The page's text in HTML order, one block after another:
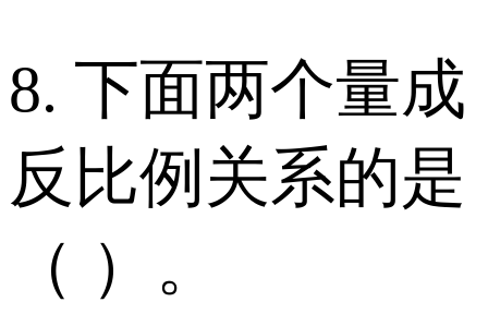
8. 下面两个量成
反比例关系的是
（ ）。